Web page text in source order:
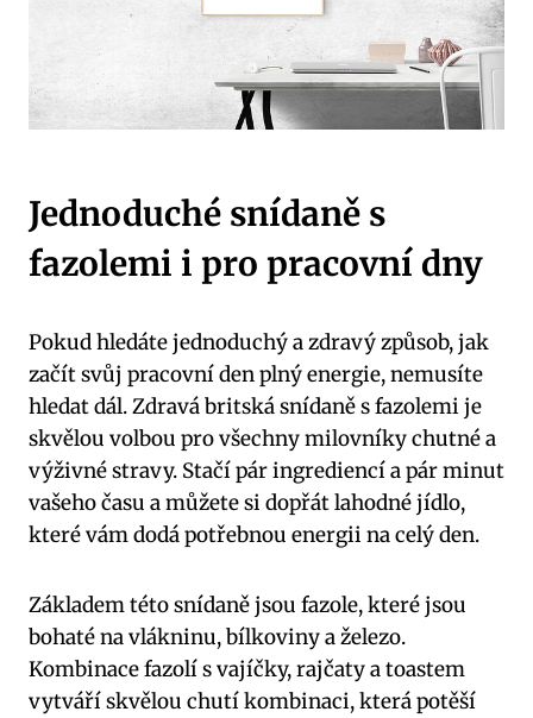
Jednoduché snídaně s
fazolemi i pro pracovní dny
Pokud hledáte jednoduchý a zdravý způsob, jak
začít svůj pracovní den plný energie, nemusíte
hledat dál. Zdravá britská snídaně s fazolemi je
skvělou volbou pro všechny milovníky chutné a
výživné stravy. Stačí pár ingrediencí a pár minut
vašeho času a můžete si dopřát lahodné jídlo,
které vám dodá potřebnou energii na celý den.
Základem této snídaně jsou fazole, které jsou
bohaté na vlákninu, bílkoviny a železo.
Kombinace fazolí s vajíčky, rajčaty a toastem
vytváří skvělou chutí kombinaci, která potěší